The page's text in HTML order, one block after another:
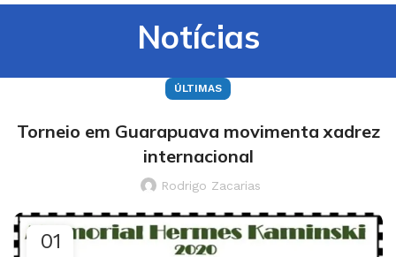
Notícias
ÚLTIMAS
Torneio em Guarapuava movimenta xadrez
internacional
Rodrigo Zacarias
01